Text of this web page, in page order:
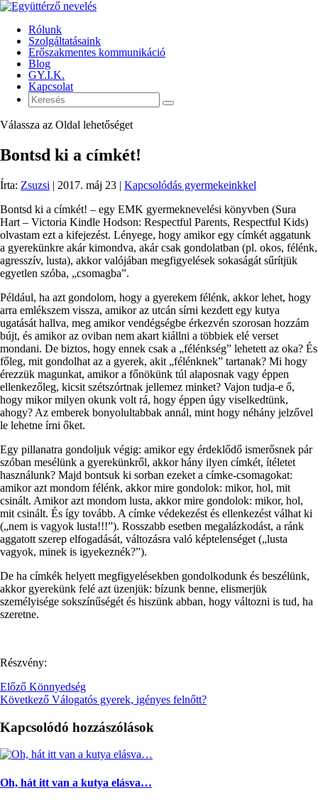
Rólunk
Szolgáltatásaink
Erőszakmentes kommunikáció
Blog
GY.I.K.
Kapcsolat
Válassza az Oldal lehetőséget
Bontsd ki a címkét!
Írta: Zsuzsi | 2017. máj 23 | Kapcsolódás gyermekeinkkel
Bontsd ki a címkét! – egy EMK gyermeknevelési könyvben (Sura
Hart – Victoria Kindle Hodson: Respectful Parents, Respectful Kids)
olvastam ezt a kifejezést. Lényege, hogy amikor egy címkét aggatunk
a gyerekünkre akár kimondva, akár csak gondolatban (pl. okos, félénk,
agresszív, lusta), akkor valójában megfigyelések sokaságát sűrítjük
egyetlen szóba, „csomagba”.
Például, ha azt gondolom, hogy a gyerekem félénk, akkor lehet, hogy
arra emlékszem vissza, amikor az utcán sírni kezdett egy kutya
ugatását hallva, meg amikor vendégségbe érkezvén szorosan hozzám
bújt, és amikor az oviban nem akart kiállni a többiek elé verset
mondani. De biztos, hogy ennek csak a „félénkség” lehetett az oka? És
főleg, mit gondolhat az a gyerek, akit „félénknek” tartanak? Mi hogy
érezzük magunkat, amikor a főnökünk túl alaposnak vagy éppen
ellenkezőleg, kicsit szétszórtnak jellemez minket? Vajon tudja-e ő,
hogy mikor milyen okunk volt rá, hogy éppen úgy viselkedtünk,
ahogy? Az emberek bonyolultabbak annál, mint hogy néhány jelzővel
le lehetne írni őket.
Egy pillanatra gondoljuk végig: amikor egy érdeklődő ismerősnek pár
szóban mesélünk a gyerekünkről, akkor hány ilyen címkét, ítéletet
használunk? Majd bontsuk ki sorban ezeket a címke-csomagokat:
amikor azt mondom félénk, akkor mire gondolok: mikor, hol, mit
csinált. Amikor azt mondom lusta, akkor mire gondolok: mikor, hol,
mit csinált. És így tovább. A címke védekezést és ellenkezést válhat ki
(„nem is vagyok lusta!!!”). Rosszabb esetben megalázkodást, a ránk
aggatott szerep elfogadását, változásra való képtelenséget („lusta
vagyok, minek is igyekeznék?”).
De ha címkék helyett megfigyelésekben gondolkodunk és beszélünk,
akkor gyerekünk felé azt üzenjük: bízunk benne, elismerjük
személyisége sokszínűségét és hiszünk abban, hogy változni is tud, ha
szeretne.
Részvény:
Előző Könnyedség
Következő Válogatós gyerek, igényes felnőtt?
Kapcsolódó hozzászólások
Oh, hát itt van a kutya elásva…